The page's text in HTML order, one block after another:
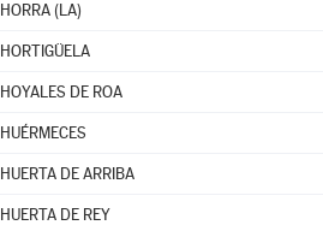
HORRA (LA)
HORTIGÜELA
HOYALES DE ROA
HUÉRMECES
HUERTA DE ARRIBA
HUERTA DE REY